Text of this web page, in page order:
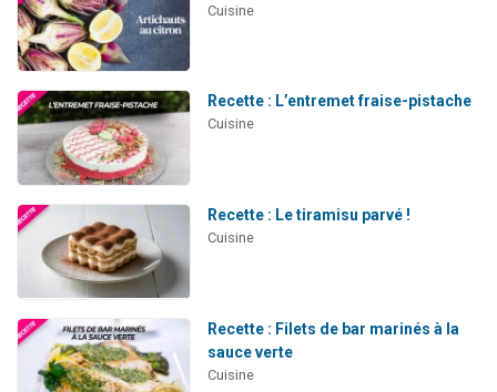
Cuisine
Recette : L’entremet fraise-pistache
Cuisine
Recette : Le tiramisu parvé !
Cuisine
Recette : Filets de bar marinés à la
sauce verte
Cuisine